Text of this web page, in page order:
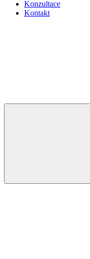
Konzultace
Kontakt